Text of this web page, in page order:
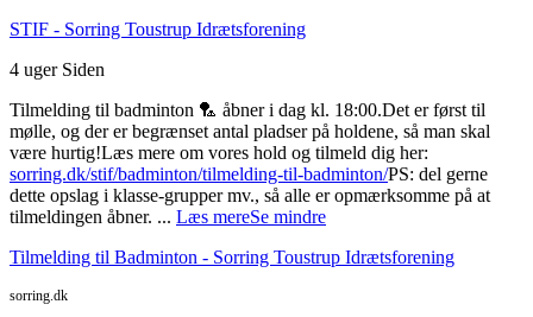
STIF - Sorring Toustrup Idrætsforening
4 uger Siden
Tilmelding til badminton 🏸 åbner i dag kl. 18:00.Det er først til
mølle, og der er begrænset antal pladser på holdene, så man skal
være hurtig!Læs mere om vores hold og tilmeld dig her:
sorring.dk/stif/badminton/tilmelding-til-badminton/PS: del gerne
dette opslag i klasse-grupper mv., så alle er opmærksomme på at
tilmeldingen åbner. ... Læs mereSe mindre
Tilmelding til Badminton - Sorring Toustrup Idrætsforening
sorring.dk